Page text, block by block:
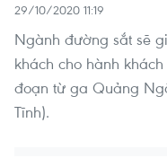
29/10/2020 11:19
Ngành đường sắt sẽ
khách cho hành
đoạn từ ga Quảng
Tĩnh).